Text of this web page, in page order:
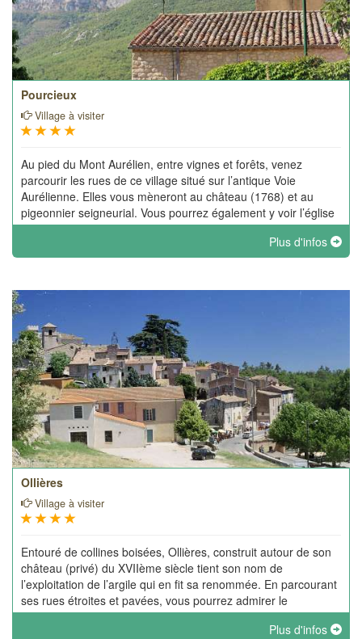
Pourcieux
Village à visiter
Au pied du Mont Aurélien, entre vignes et forêts, venez
parcourir les rues de ce village situé sur l’antique Voie
Aurélienne. Elles vous mèneront au château (1768) et au
pigeonnier seigneurial. Vous pourrez également y voir l’église
de l’Assomption, et à côté, les ruines d’un couvent de Minimes
Plus d'infos
Ollières
Village à visiter
Entouré de collines boisées, Ollières, construit autour de son
château (privé) du XVIIème siècle tient son nom de
l’exploitation de l’argile qui en fit sa renommée. En parcourant
ses rues étroites et pavées, vous pourrez admirer le
campanile et les remparts en terrasses et goûter la tranquillité
Plus d'infos